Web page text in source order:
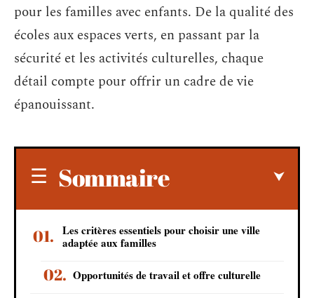
pour les familles avec enfants. De la qualité des
écoles aux espaces verts, en passant par la
sécurité et les activités culturelles, chaque
détail compte pour offrir un cadre de vie
épanouissant.
Sommaire
Les critères essentiels pour choisir une ville
adaptée aux familles
Opportunités de travail et offre culturelle